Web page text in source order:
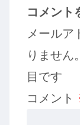
コメント
メールア
りません。
目です
コメント